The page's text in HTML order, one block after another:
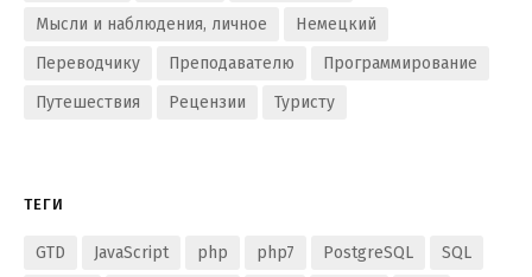
Мысли и наблюдения, личное
Немецкий
Переводчику
Преподавателю
Программирование
Путешествия
Рецензии Туристу
ТЕГИ
GTD JavaScript php php7 PostgreSQL
SQL